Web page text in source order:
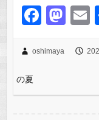
F
c
b
M
st
d
oshimaya
の夏